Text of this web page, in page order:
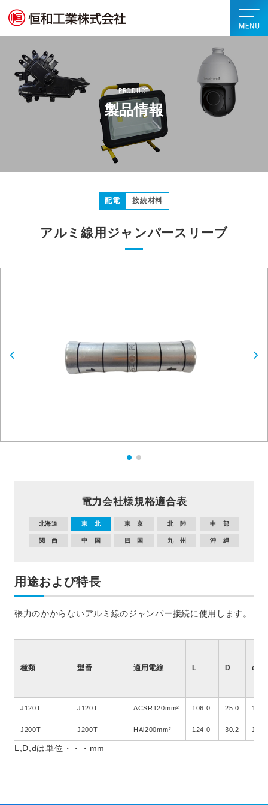
PRODUCT
製品情報
配電 接続材料
アルミ線用ジャンパースリーブ
電力会社様規格適合表
北海道 東 北 東 京 北 陸 中 部
関 西 中 国 四 国 九 州 沖 縄
用途および特長
張力のかからないアルミ線のジャンパー接続に使用します。
種類 型番 適用電線 L D d
J120T J120T ACSR120mm² 106.0 25.0 15.5
J200T J200T HAl200mm² 124.0 30.2 19.4
L,D,dは単位・・・mm